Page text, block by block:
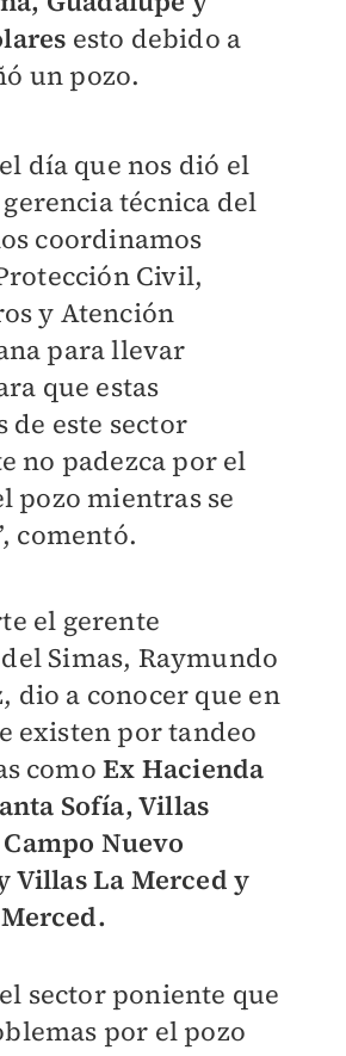
esto debido a
un pozo.
día que nos dió el
técnica del
coordinamos
Civil,
y Atención
para llevar
que estas
de este sector
no padezca por el
pozo mientras se
comentó.
el gerente
Simas, Raymundo
dio a conocer que en
existen por tandeo
como Ex Hacienda
Sofía, Villas
Nuevo
Villas La Merced y
sector poniente que
por el pozo